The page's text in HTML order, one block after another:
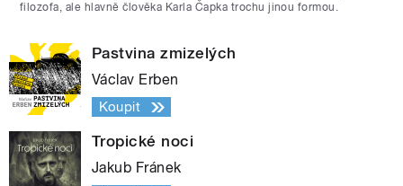
filozofa, ale hlavně člověka Karla Čapka trochu jinou formou.
Pastvina zmizelých
Václav Erben
Koupit
Tropické noci
Jakub Fránek